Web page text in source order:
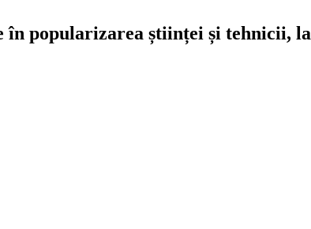
în popularizarea științei și tehnicii, la